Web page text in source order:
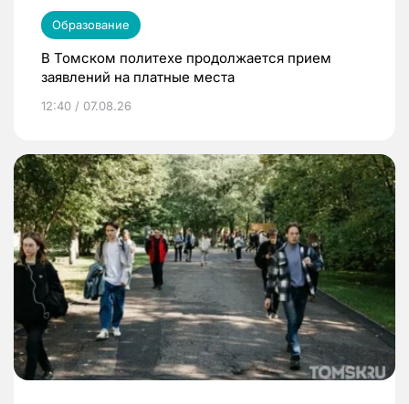
Образование
В Томском политехе продолжается прием
заявлений на платные места
12:40 / 07.08.26